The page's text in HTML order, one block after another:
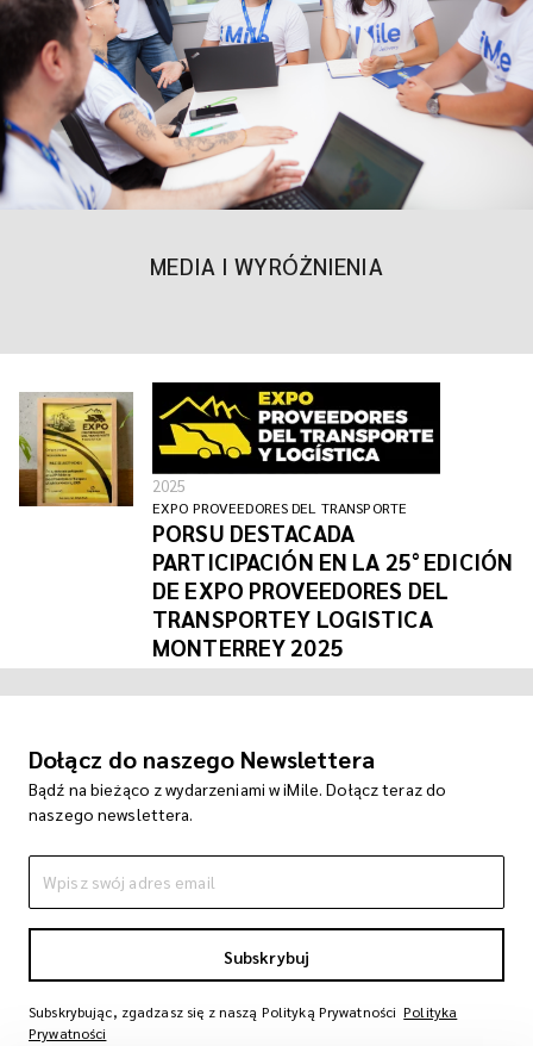
MEDIA I WYRÓŻNIENIA
2025
EXPO PROVEEDORES DEL TRANSPORTE
PORSU DESTACADA
PARTICIPACIÓN EN LA 25° EDICIÓN
DE EXPO PROVEEDORES DEL
TRANSPORTEY LOGISTICA
MONTERREY 2025
Dołącz do naszego Newslettera
Bądź na bieżąco z wydarzeniami w iMile. Dołącz teraz do
naszego newslettera.
Subskrybuj
Subskrybując, zgadzasz się z naszą Polityką Prywatności Polityka
Prywatności